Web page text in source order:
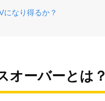
になり得るか？
オーバーとは？